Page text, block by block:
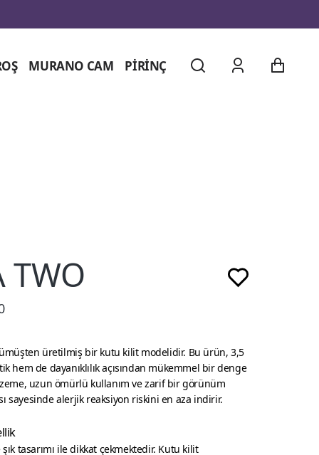
MURANO CAM PİRİNÇ
TWO
üretilmiş bir kutu kilit modelidir. Bu ürün, 3,5
hem de dayanıklılık açısından mükemmel bir denge
uzun ömürlü kullanım ve zarif bir görünüm
sayesinde alerjik reaksiyon riskini en aza indirir.
tasarımı ile dikkat çekmektedir. Kutu kilit